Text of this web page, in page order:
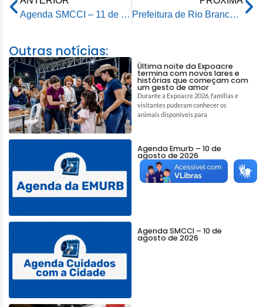
Agenda SMCCI – 11 de junho de 2026
Prefeitura de Rio Branco promove “Aulão da Torcida” na Praça da Revolução, nesta quinta-feira (11)
Outras notícias:
Última noite da Expoacre
termina com novos lares e
histórias que começam com
um gesto de amor
Durante a Expoacre 2026, famílias e
visitantes puderam conhecer os
animais disponíveis para
Agenda Emurb – 10 de
agosto de 2026
Agenda SMCCI – 10 de
agosto de 2026